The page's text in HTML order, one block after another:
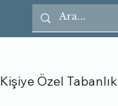
Kişiye Özel Tabanlık